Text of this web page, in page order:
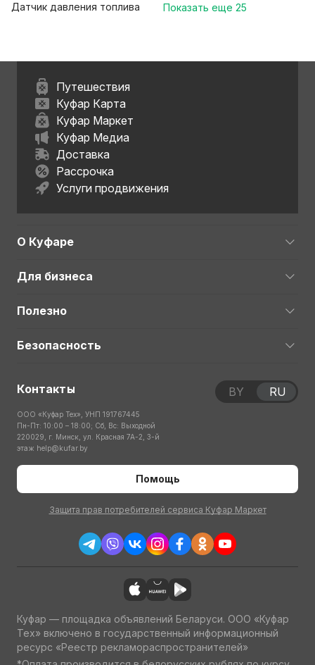
Датчик давления топлива
Показать еще 25
Путешествия
Куфар Карта
Куфар Маркет
Куфар Медиа
Доставка
Рассрочка
Услуги продвижения
О Куфаре
Для бизнеса
Полезно
Безопасность
Контакты
ООО «Куфар Тех», УНП 191767445
Пн-Пт: 10:00 – 18:00; Сб, Вс: Выходной
220029, г. Минск, ул. Красная 7А-2, 3-й
этаж help@kufar.by
Помощь
Защита прав потребителей сервиса Куфар Маркет
BY RU
Куфар — площадка объявлений Беларуси. ООО «Куфар
Тех» включено в государственный информационный
ресурс «Реестр рекламораспространителей»